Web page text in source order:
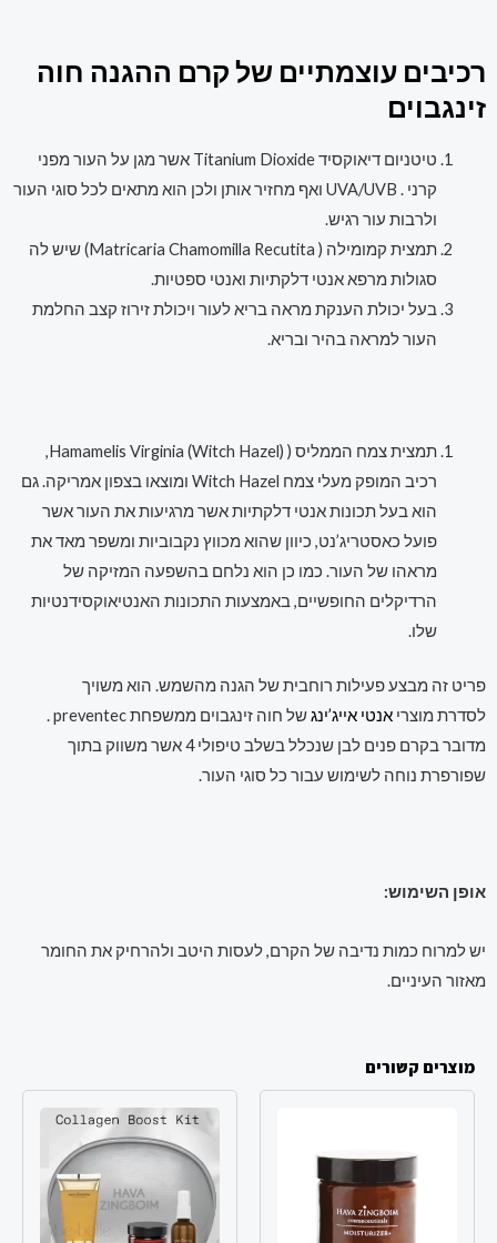
רכיבים עוצמתיים של קרם ההגנה חוה
זינגבוים
טיטניום דיאוקסיד Titanium Dioxide אשר מגן על העור מפני
קרני . UVA/UVB ואף מחזיר אותן ולכן הוא מתאים לכל סוגי העור
ולרבות עור רגיש.
תמצית קמומילה ( Matricaria Chamomilla Recutita) שיש לה
סגולות מרפא אנטי דלקתיות ואנטי ספטיות.
בעל יכולת הענקת מראה בריא לעור ויכולת זירוז קצב החלמת
העור למראה בהיר ובריא.
תמצית צמח הממליס ( Hamamelis Virginia (Witch Hazel),
רכיב המופק מעלי צמח Witch Hazel ומוצאו בצפון אמריקה. גם
הוא בעל תכונות אנטי דלקתיות אשר מרגיעות את העור אשר
פועל כאסטריג’נט, כיוון שהוא מכווץ נקבוביות ומשפר מאד את
מראהו של העור. כמו כן הוא נלחם בהשפעה המזיקה של
הרדיקלים החופשיים, באמצעות התכונות האנטיאוקסידנטיות
שלו.
פריט זה מבצע פעילות רוחבית של הגנה מהשמש. הוא משויך
לסדרת מוצרי אנטי אייג’ינג
של חוה זינגבוים ממשפחת preventec .
מדובר בקרם פנים לבן שנכלל בשלב טיפולי 4 אשר משווק בתוך
שפורפרת נוחה לשימוש עבור כל סוגי העור.
אופן השימוש:
יש למרוח כמות נדיבה של הקרם, לעסות היטב ולהרחיק את החומר
מאזור העיניים.
מוצרים קשורים